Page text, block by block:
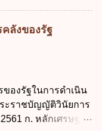
ไป ข้อ 2. พระราช
พ.ศ. 2561 ไม่ได้
พระราชบัญญัติวิธี
2. พระราชบัญญัติ
3) พ.ศ. 2511 3.
องคณะปฏิวัติ ฉบับที่
2515 ข้อ 3. ข้อใดไม่
มีอำนาจออกกฎเพื่อ
ลังของรัฐ
องรัฐในการดำเนิน
ะราชบัญญัติวินัยการ
ก. หลักเศรษฐกิจ